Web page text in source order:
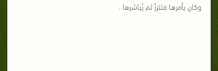
وكان يأمرها فتتزرُ ثم يُباشرها .